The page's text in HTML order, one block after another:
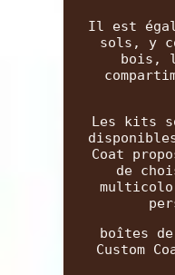
Il est
sols, y
bois,
Les kits
Coat
de
boîtes
Custom